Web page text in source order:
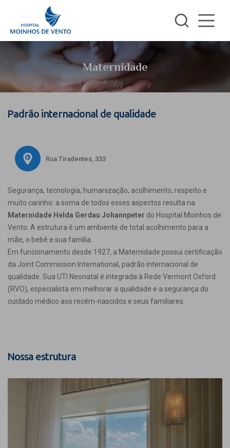
Maternidade
Padrão internacional de qualidade
Rua Tiradentes, 333
Segurança, tecnologia, humanização, acolhimento, respeito e
muito carinho: a soma de todos esses aspectos resulta na
Maternidade Helda Gerdau Johannpeter do Hospital Moinhos de
Vento. A estrutura é um ambiente de total acolhimento para a
mãe, o bebê e sua família.
Em funcionamento desde 1927, a Maternidade possui certificação
da Joint Commission International, padrão internacional de
qualidade. Sua UTI Neonatal é integrada à Rede Vermont Oxford
(RVO), especialista em melhorar a qualidade e a segurança do
cuidado médico aos recém-nascidos e seus familiares.
Nossa estrutura